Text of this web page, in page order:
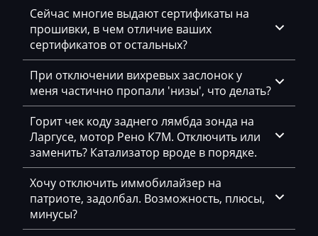
LDV
Lexus
Liebherr
Lifan
Lincoln
Linde
Linder
LinkBelt
LiuGong
Сейчас многие выдают сертификаты на
прошивки, в чем отличие ваших
сертификатов от остальных?
При отключении вихревых заслонок у
меня частично пропали 'низы', что делать?
Горит чек коду заднего лямбда зонда на
Ларгусе, мотор Рено К7М. Отключить или
заменить? Катализатор вроде в порядке.
Хочу отключить иммобилайзер на
патриоте, задолбал. Возможность, плюсы,
минусы?